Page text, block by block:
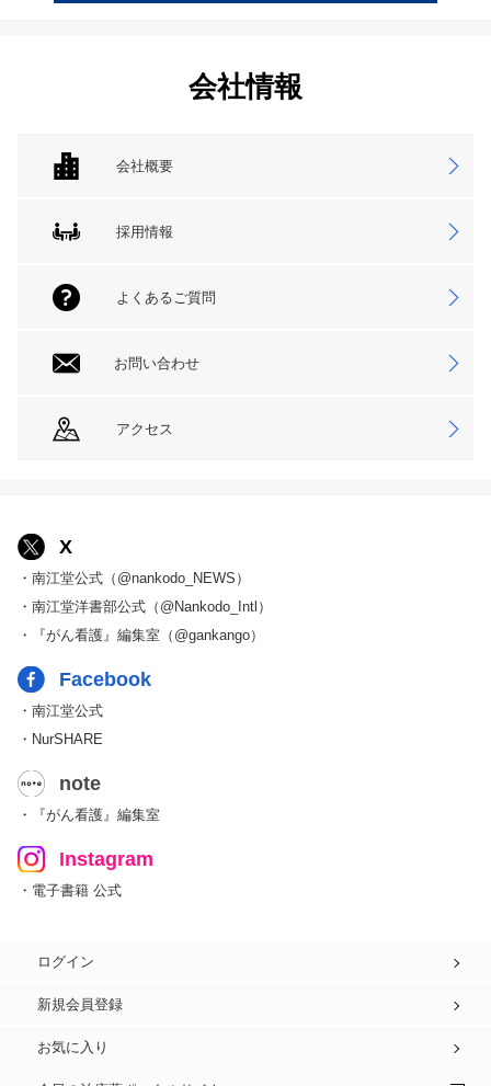
会社情報
会社概要
採用情報
よくあるご質問
お問い合わせ
アクセス
X
・南江堂公式（@nankodo_NEWS）
・南江堂洋書部公式（@Nankodo_Intl）
・『がん看護』編集室（@gankango）
Facebook
・南江堂公式
・NurSHARE
note
・『がん看護』編集室
Instagram
・電子書籍 公式
ログイン
新規会員登録
お気に入り